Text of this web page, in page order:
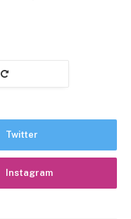
Twitter
Instagram